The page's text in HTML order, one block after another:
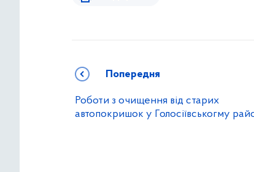
Попередня
Роботи з очищення від старих
автопокришок у Голосіївськогму